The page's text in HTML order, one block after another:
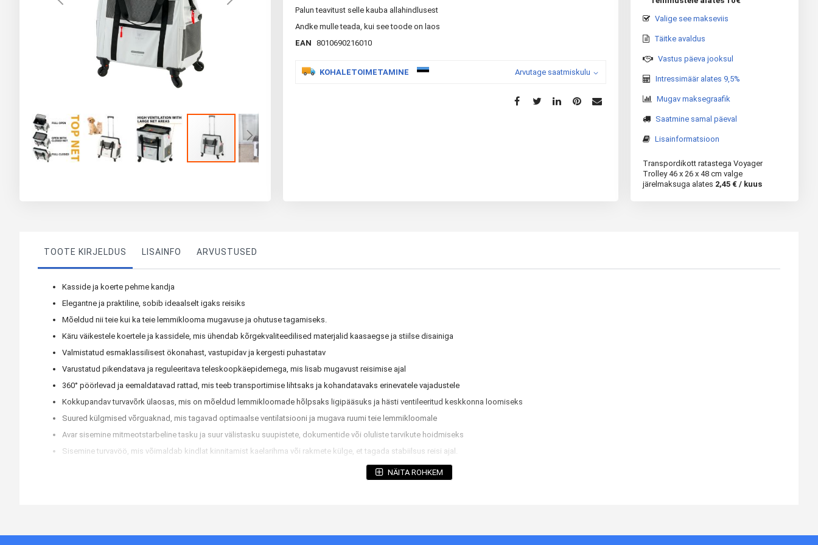
Palun teavitust selle kauba allahindlusest
Andke mulle teada, kui see toode on laos
EAN
8010690216010
KOHALETOIMETAMINE Arvutage saatmiskulu
Valige see makseviis
Täitke avaldus
Vastus päeva jooksul
Intressimäär alates 9,5%
Mugav maksegraafik
Saatmine samal päeval
Lisainformatsioon
Transpordikott ratastega Voyager
Trolley 46 x 26 x 48 cm valge
järelmaksuga alates 2,45 € / kuus
TOOTE KIRJELDUS LISAINFO ARVUSTUSED
Kasside ja koerte pehme kandja
Elegantne ja praktiline, sobib ideaalselt igaks reisiks
Mõeldud nii teie kui ka teie lemmiklooma mugavuse ja ohutuse tagamiseks.
Käru väikestele koertele ja kassidele, mis ühendab kõrgekvaliteedilised materjalid kaasaegse ja stiilse disainiga
Valmistatud esmaklassilisest ökonahast, vastupidav ja kergesti puhastatav
Varustatud pikendatava ja reguleeritava teleskoopkäepidemega, mis lisab mugavust reisimise ajal
360° pöörlevad ja eemaldatavad rattad, mis teeb transportimise lihtsaks ja kohandatavaks erinevatele vajadustele
Kokkupandav turvavõrk ülaosas, mis on mõeldud lemmikloomade hõlpsaks ligipääsuks ja hästi ventileeritud keskkonna loomiseks
Suured külgmised võrguaknad, mis tagavad optimaalse ventilatsiooni ja mugava ruumi teie lemmikloomale
Avar sisemine mitmeotstarbeline tasku ja suur välistasku suupistete, dokumentide või oluliste tarvikute hoidmiseks
Sisemine turvavöö, mis võimaldab kindlat kinnitamist kaelarihma või rakmete külge, et tagada stabiilsus reisi ajal.
Tagumine rihm käru kinnitamiseks kohvri külge, mis sobib ideaalselt lennu- või rongireisiks.
NÄITA ROHKEM